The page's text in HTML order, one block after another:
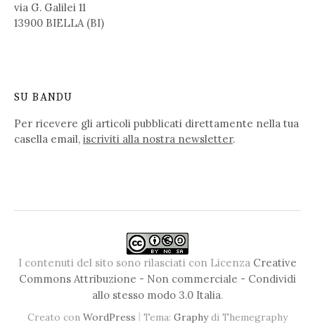
via G. Galilei 11
13900 BIELLA (BI)
SU BANDU
Per ricevere gli articoli pubblicati direttamente nella tua
casella email, iscriviti alla nostra newsletter.
I contenuti del sito sono rilasciati con Licenza Creative
Commons Attribuzione - Non commerciale - Condividi
allo stesso modo 3.0 Italia.
Creato con WordPress | Tema: Graphydi Themegraphy